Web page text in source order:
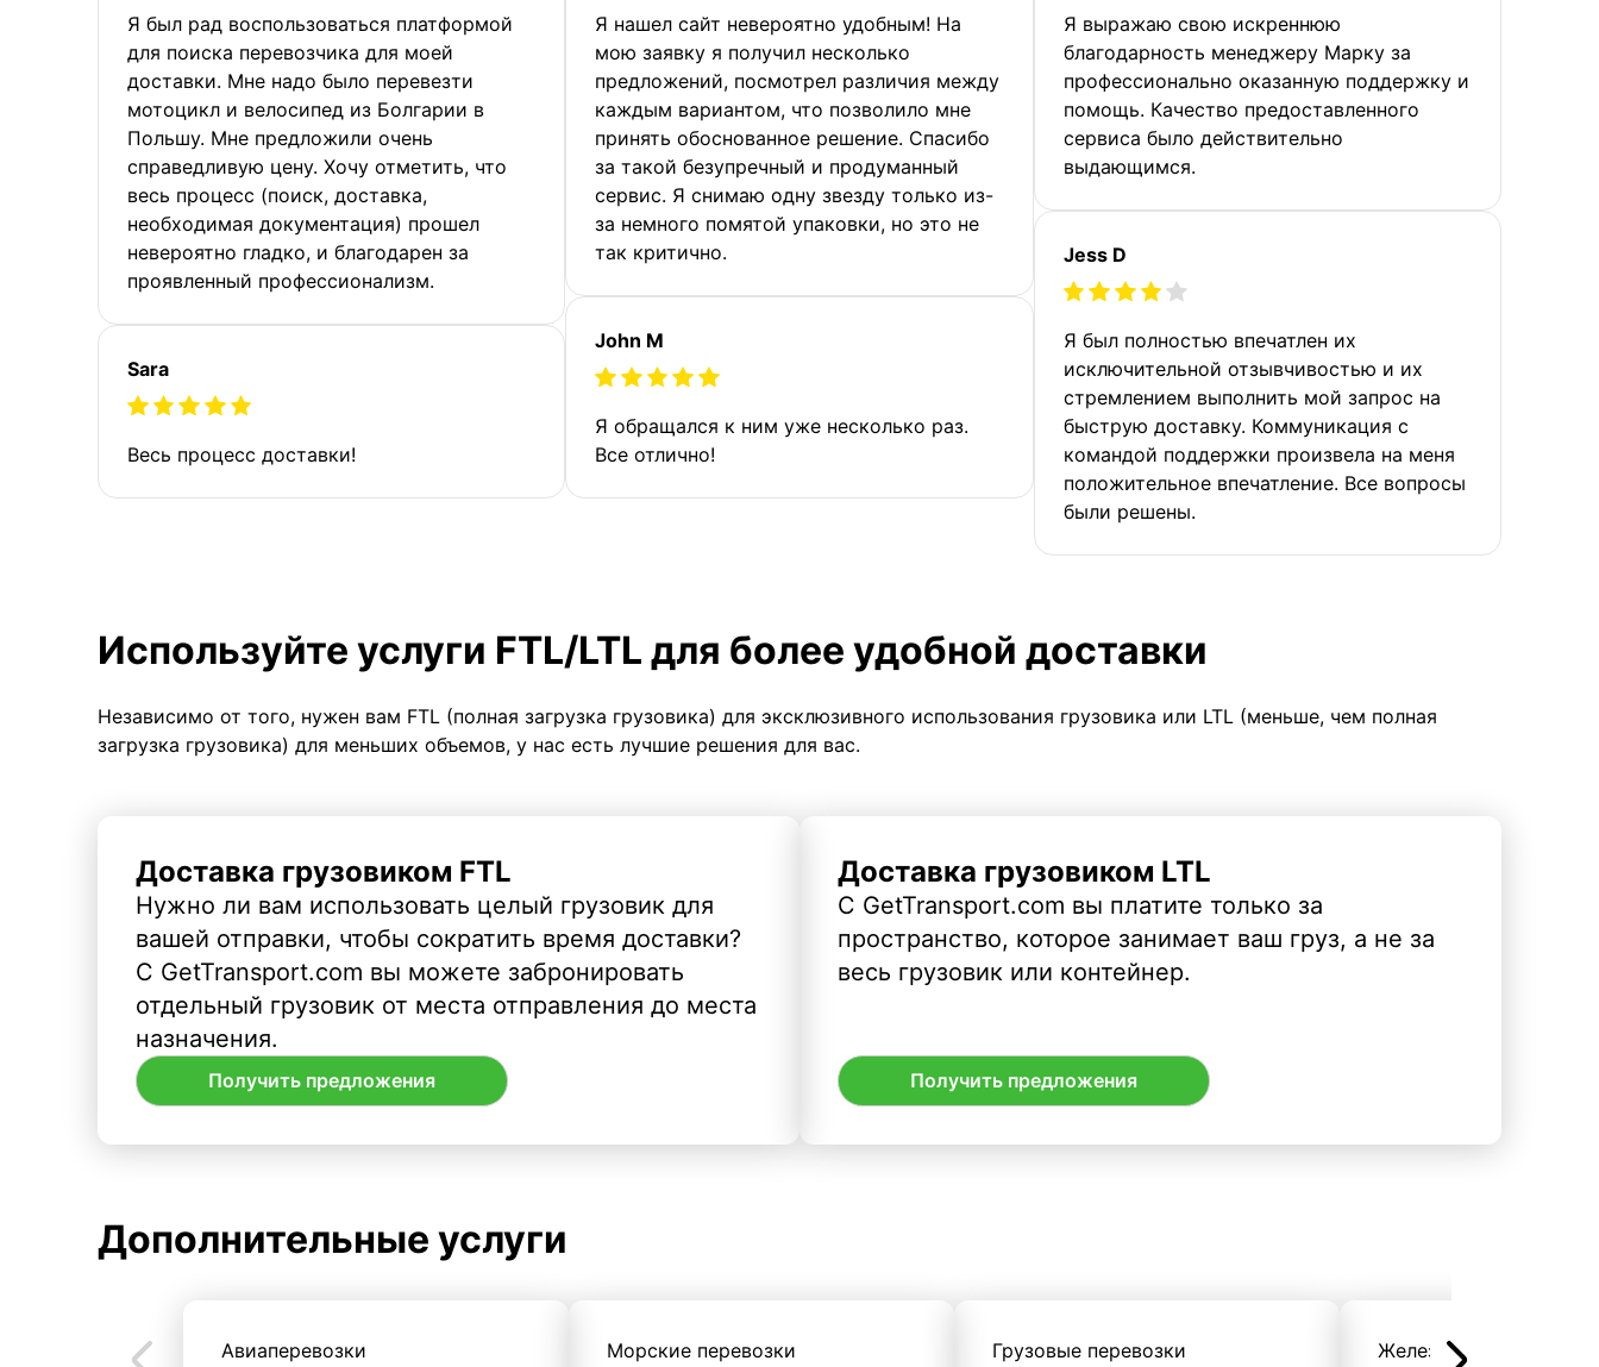
Я был рад воспользоваться платформой
для поиска перевозчика для моей
доставки. Мне надо было перевезти
мотоцикл и велосипед из Болгарии в
Польшу. Мне предложили очень
справедливую цену. Хочу отметить, что
весь процесс (поиск, доставка,
необходимая документация) прошел
невероятно гладко, и благодарен за
проявленный профессионализм.
Sara
Весь процесс доставки!
Я нашел сайт невероятно удобным! На
мою заявку я получил несколько
предложений, посмотрел различия между
каждым вариантом, что позволило мне
принять обоснованное решение. Спасибо
за такой безупречный и продуманный
сервис. Я снимаю одну звезду только из-
за немного помятой упаковки, но это не
так критично.
John M
Я обращался к ним уже несколько раз.
Все отлично!
Я выражаю свою искреннюю
благодарность менеджеру Марку за
профессионально оказанную поддержку и
помощь. Качество предоставленного
сервиса было действительно
выдающимся.
Jess D
Я был полностью впечатлен их
исключительной отзывчивостью и их
стремлением выполнить мой запрос на
быструю доставку. Коммуникация с
командой поддержки произвела на меня
положительное впечатление. Все вопросы
были решены.
Используйте услуги FTL/LTL для более удобной доставки
Независимо от того, нужен вам FTL (полная загрузка грузовика) для эксклюзивного использования грузовика или LTL (меньше, чем полная
загрузка грузовика) для меньших объемов, у нас есть лучшие решения для вас.
Доставка грузовиком FTL
Нужно ли вам использовать целый грузовик для
вашей отправки, чтобы сократить время доставки?
С GetTransport.com вы можете забронировать
отдельный грузовик от места отправления до места
назначения.
Получить предложения
Доставка грузовиком LTL
С GetTransport.com вы платите только за
пространство, которое занимает ваш груз, а не за
весь грузовик или контейнер.
Получить предложения
Дополнительные услуги
Авиаперевозки
Морские перевозки
Грузовые перевозки
Железнодорожные